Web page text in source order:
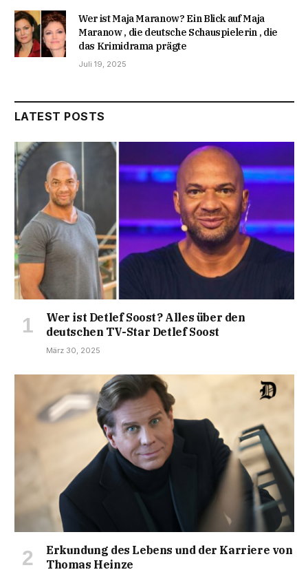
Wer ist Maja Maranow? Ein Blick auf Maja
Maranow , die deutsche Schauspielerin , die
das Krimidrama prägte
Juli 19, 2025
LATEST POSTS
Wer ist Detlef Soost? Alles über den
deutschen TV-Star Detlef Soost
März 30, 2025
Erkundung des Lebens und der Karriere von
Thomas Heinze